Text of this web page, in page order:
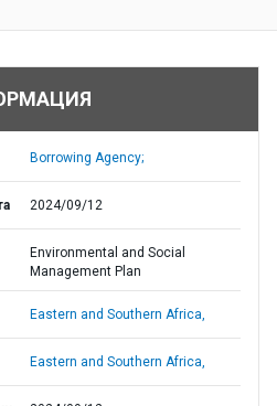
Borrowing Agency;
2024/09/12
Environmental and Social
Management Plan
Eastern and Southern Africa,
Eastern and Southern Africa,